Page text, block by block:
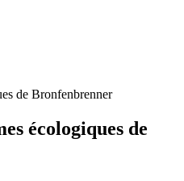
de Bronfenbrenner
écologiques de